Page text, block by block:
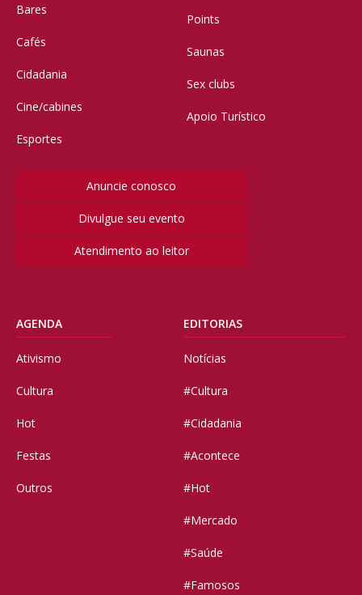
Bares
Cafés
Cidadania
Cine/cabines
Esportes
Points
Saunas
Sex clubs
Apoio Turístico
Anuncie conosco
Divulgue seu evento
Atendimento ao leitor
AGENDA
Ativismo
Cultura
Hot
Festas
Outros
EDITORIAS
Notícias
#Cultura
#Cidadania
#Acontece
#Hot
#Mercado
#Saúde
#Famosos